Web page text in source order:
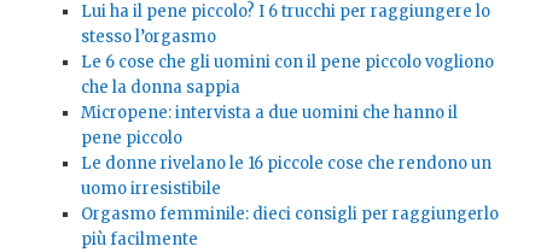
Lui ha il pene piccolo? I 6 trucchi per raggiungere lo
stesso l’orgasmo
Le 6 cose che gli uomini con il pene piccolo vogliono
che la donna sappia
Micropene: intervista a due uomini che hanno il
pene piccolo
Le donne rivelano le 16 piccole cose che rendono un
uomo irresistibile
Orgasmo femminile: dieci consigli per raggiungerlo
più facilmente